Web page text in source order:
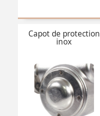
Capot de protection
inox